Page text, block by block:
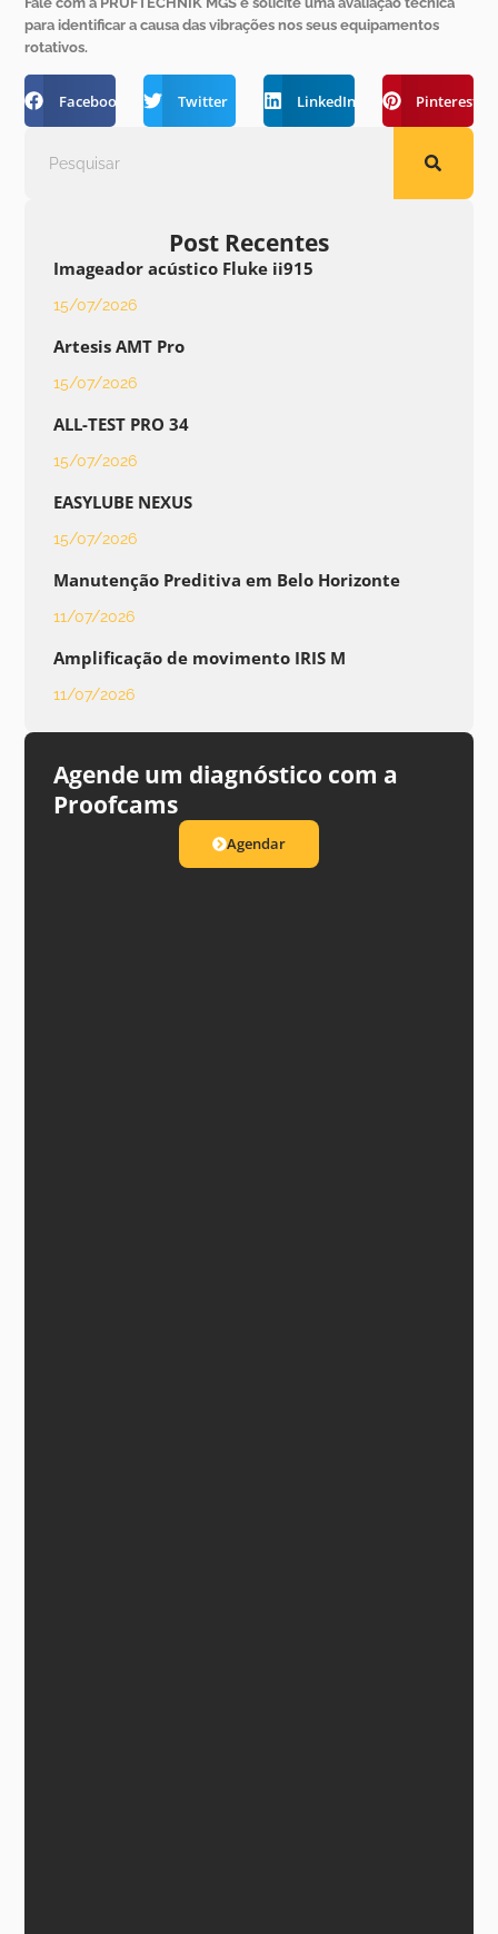
para identificar a causa das vibrações nos seus equipamentos
rotativos.
Facebook Twitter LinkedIn Pinterest
Post Recentes
Imageador acústico Fluke ii915
15/07/2026
Artesis AMT Pro
15/07/2026
ALL-TEST PRO 34
15/07/2026
EASYLUBE NEXUS
15/07/2026
Manutenção Preditiva em Belo Horizonte
11/07/2026
Amplificação de movimento IRIS M
11/07/2026
Agende um diagnóstico com a
Proofcams
Agendar